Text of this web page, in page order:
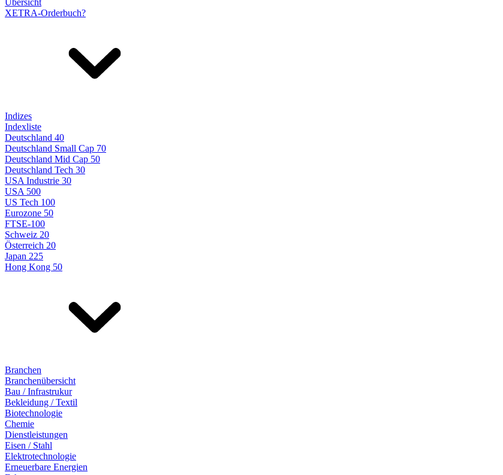
Übersicht
XETRA-Orderbuch?
Indizes
Indexliste
Deutschland 40
Deutschland Small Cap 70
Deutschland Mid Cap 50
Deutschland Tech 30
USA Industrie 30
USA 500
US Tech 100
Eurozone 50
FTSE-100
Schweiz 20
Österreich 20
Japan 225
Hong Kong 50
Branchen
Branchenübersicht
Bau / Infrastrukur
Bekleidung / Textil
Biotechnologie
Chemie
Dienstleistungen
Eisen / Stahl
Elektrotechnologie
Erneuerbare Energien